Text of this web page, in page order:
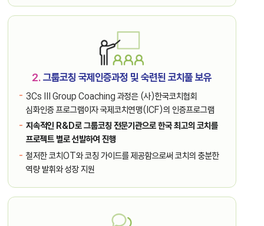
2.그룹코칭 국제인증과정 및 숙련된 코치풀 보유
3Cs III Group Coaching 과정은 (사)한국코치협회
심화인증 프로그램이자 국제코치연맹(ICF)의 인증프로그램
지속적인 R&D로 그룹코칭 전문기관으로 한국 최고의 코치를
프로젝트 별로 선발하여 진행
철저한 코치OT와 코칭 가이드를 제공함으로써 코치의 충분한
역량 발휘와 성장 지원